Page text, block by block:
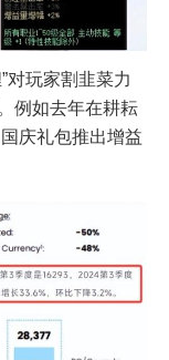
对玩家割韭菜力
例如去年在耕耘
庆礼包推出增益